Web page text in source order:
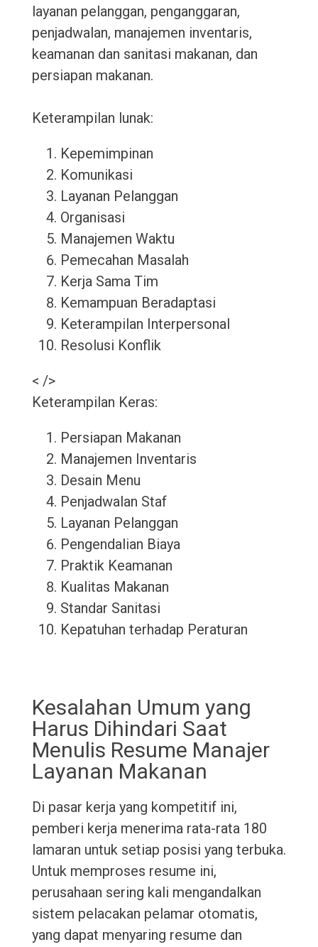
layanan pelanggan, penganggaran,
penjadwalan, manajemen inventaris,
keamanan dan sanitasi makanan, dan
persiapan makanan.
Keterampilan lunak:
Kepemimpinan
Komunikasi
Layanan Pelanggan
Organisasi
Manajemen Waktu
Pemecahan Masalah
Kerja Sama Tim
Kemampuan Beradaptasi
Keterampilan Interpersonal
Resolusi Konflik
< />
Keterampilan Keras:
Persiapan Makanan
Manajemen Inventaris
Desain Menu
Penjadwalan Staf
Layanan Pelanggan
Pengendalian Biaya
Praktik Keamanan
Kualitas Makanan
Standar Sanitasi
Kepatuhan terhadap Peraturan
Kesalahan Umum yang
Harus Dihindari Saat
Menulis Resume Manajer
Layanan Makanan
Di pasar kerja yang kompetitif ini,
pemberi kerja menerima rata-rata 180
lamaran untuk setiap posisi yang terbuka.
Untuk memproses resume ini,
perusahaan sering kali mengandalkan
sistem pelacakan pelamar otomatis,
yang dapat menyaring resume dan